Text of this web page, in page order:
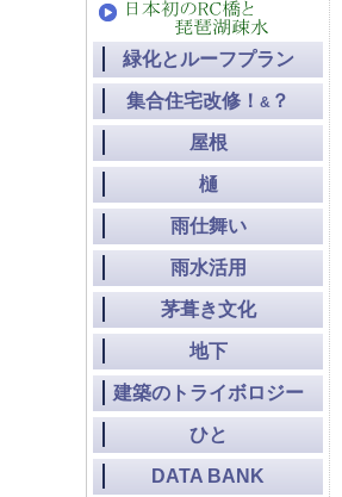
緑化とルーフプラン
集合住宅改修！ & ？
屋根
樋
雨仕舞い
雨水活用
茅葺き文化
地下
建築のトライボロジー
ひと
DATA BANK